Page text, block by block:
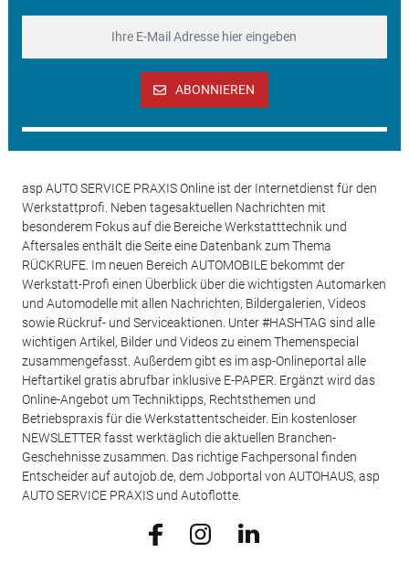
ABONNIEREN
asp AUTO SERVICE PRAXIS Online ist der Internetdienst für den
Werkstattprofi. Neben tagesaktuellen Nachrichten mit
besonderem Fokus auf die Bereiche Werkstatttechnik und
Aftersales enthält die Seite eine Datenbank zum Thema
RÜCKRUFE. Im neuen Bereich AUTOMOBILE bekommt der
Werkstatt-Profi einen Überblick über die wichtigsten Automarken
und Automodelle mit allen Nachrichten, Bildergalerien, Videos
sowie Rückruf- und Serviceaktionen. Unter #HASHTAG sind alle
wichtigen Artikel, Bilder und Videos zu einem Themenspecial
zusammengefasst. Außerdem gibt es im asp-Onlineportal alle
Heftartikel gratis abrufbar inklusive E-PAPER. Ergänzt wird das
Online-Angebot um Techniktipps, Rechtsthemen und
Betriebspraxis für die Werkstattentscheider. Ein kostenloser
NEWSLETTER fasst werktäglich die aktuellen Branchen-
Geschehnisse zusammen. Das richtige Fachpersonal finden
Entscheider auf autojob.de, dem Jobportal von AUTOHAUS, asp
AUTO SERVICE PRAXIS und Autoflotte.